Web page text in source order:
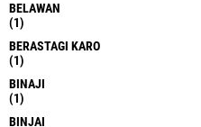
BELAWAN
(1)
BERASTAGI KARO
(1)
BINAJI
(1)
BINJAI